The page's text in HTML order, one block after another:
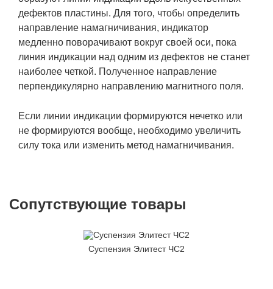
дефектов пластины. Для того, чтобы определить
направление намагничивания, индикатор
медленно поворачивают вокруг своей оси, пока
линия индикации над одним из дефектов не станет
наиболее четкой. Полученное направление
перпендикулярно направлению магнитного поля.
Если линии индикации формируются нечетко или
не формируются вообще, необходимо увеличить
силу тока или изменить метод намагничивания.
Сопутствующие товары
Суспензия Элитест ЧС2